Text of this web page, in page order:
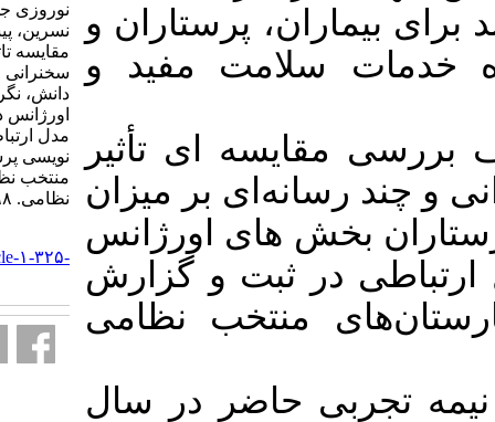
پرستاران و
مفید و
ای تأثیر
بر میزان
اورژانس
و گزارش
نظامی
در سال
نوروزی جلیل، جعفری گلستان
نسرین، پیشگویی سید امیر حسین.
مقایسه تاثیر آموزش به دو روش
سخنرانی و چند‌ رسانه‌ای بر میزان
دانش، نگرش و عملکرد پرستاران
اورژانس در زمینه بکارگیری یک
مدل ارتباطی در ثبت و گزارش
نویسی پرستاری در بیمارستان‌های
منتخب نظامی. علوم مراقبتی
نظامی. ۱۳۹۸; ۶ (۴) :۲۵۷-۲۶۶
http://mcs.ajaums.ac.ir/article-۱-۳۲۵-